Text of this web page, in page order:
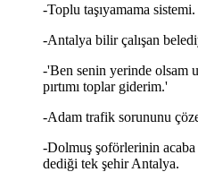
-Toplu taşıyamama sistemi.
-Antalya bilir çalışan
-'Ben senin yerinde olsam
pırtımı toplar giderim.'
-Adam trafik sorununu
-Dolmuş şoförlerinin
dediği tek şehir Antalya.